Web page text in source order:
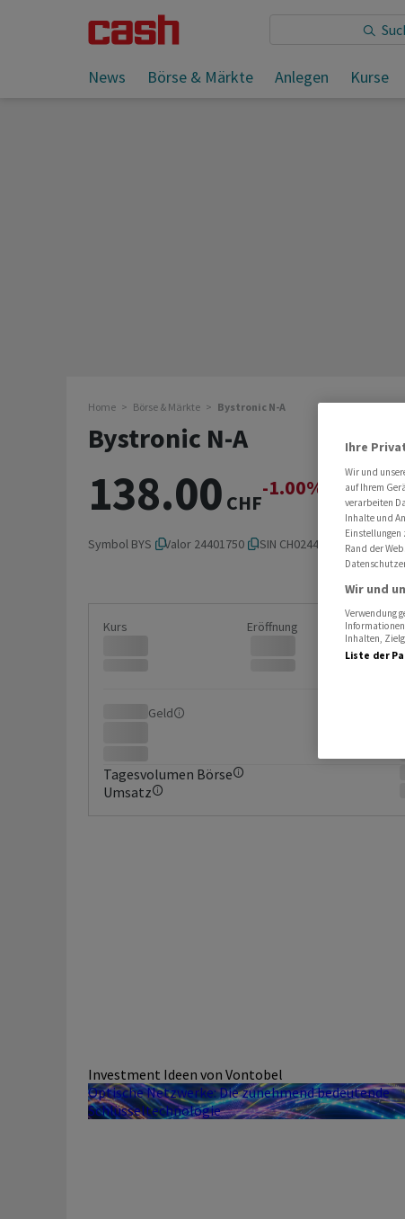
News Börse & Märkte Anlegen Kurse
Home Börse & Märkte Bystronic N-A
Bystronic N-A
138.00 CHF
-1.00% -1.40
Symbol BYS Valor 24401750 ISIN CH0244017502
Kurs Eröffnung
Geld
Tagesvolumen Börse
Umsatz
Investment Ideen von Vontobel
Optische Netzwerke: Die zunehmend bedeutende
Schlüsseltechnologie
Ihre
Wir und
auf Ihrem
verarbeiten
Inhalte und
Rand der
Wir und
Verwendung
Inhalten,
Liste der